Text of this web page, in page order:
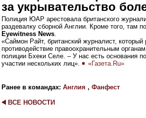
за укрывательство
Полиция ЮАР арестовала британского
раздевалку сборной Англии. Кроме того, там
Eyewitness News.
«Саймон Райт, британский журналист,
противодействие правоохранительным
полиции Бхеки Селе. – У нас есть основания
участии нескольких лиц».
«Газета.Ru»
Ранее в командах: Англия , Фанфест
ВСЕ НОВОСТИ